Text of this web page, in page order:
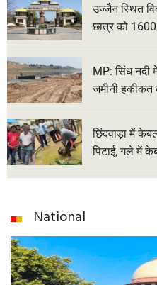
उज्जैन स्थित
छात्र को
MP: सिंध
जमीनी हकीकत
छिंदवाड़ा में
पिटाई, गले में
National